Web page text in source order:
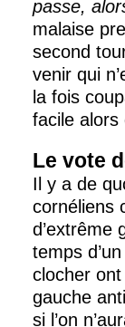
passe,
malaise
second
venir qui
la fois
facile alors
Le vote
Il y a de
cornéliens
d’extrême
temps
clocher
gauche
si l’on